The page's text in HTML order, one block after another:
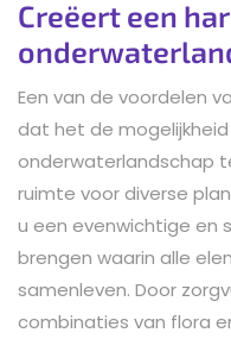
Creëert een
Een van de voordelen
dat het de
onderwaterlandschap
ruimte voor diverse
u een evenwichtige en
brengen waarin alle
samenleven. Door
combinaties van flora